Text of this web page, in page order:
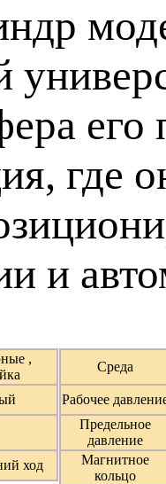
где
и
,
ход
Среда
Рабочее
Предельное
давление
Магнитное
кольцо